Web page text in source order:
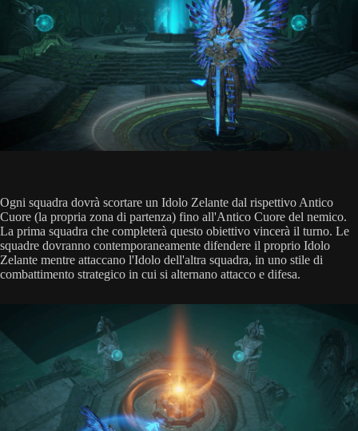
Ogni squadra dovrà scortare un Idolo Zelante dal rispettivo Antico
Cuore (la propria zona di partenza) fino all'Antico Cuore del nemico.
La prima squadra che completerà questo obiettivo vincerà il turno. Le
squadre dovranno contemporaneamente difendere il proprio Idolo
Zelante mentre attaccano l'Idolo dell'altra squadra, in uno stile di
combattimento strategico in cui si alternano attacco e difesa.